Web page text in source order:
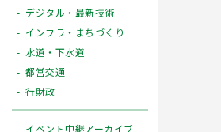
デジタル・最新技術
インフラ・まちづくり
水道・下水道
都営交通
行財政
イベント中継アーカイブ